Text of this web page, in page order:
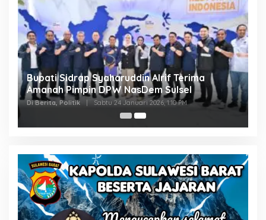
Bupati Sidrap Syaharuddin Alrif Terima
Amanah Pimpin DPW NasDem Sulsel
Di Berita, Politik | Sabtu 24 Januari 2026, 1:10 PM